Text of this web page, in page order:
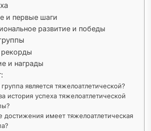
и первые шаги
развитие и победы
и награды
группа является тяжелоатлетической?
история успеха тяжелоатлетической
достижения имеет тяжелоатлетическая